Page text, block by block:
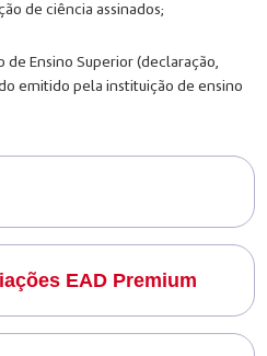
de ciência assinados;
Ensino Superior (declaração,
emitido pela instituição de ensino
EAD Premium